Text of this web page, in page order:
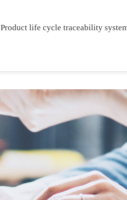
Product life cycle traceability